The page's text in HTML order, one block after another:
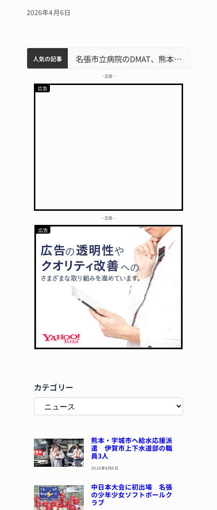
2026年4月6日
人気の記事
名張市水道料金47％値上げへ 答申案、審議会で大筋まとまる
器物損壊容疑で83歳女逮捕 伊賀署
中学校の陶壁モニュメント 地元建設会社がボランティアで清掃 伊賀 名張市立病院のDMAT、熊本地震の被災地へ 能登以来3回目の派遣
– 広告 –
– 広告 –
カテゴリー
熊本・宇城市へ給水応援派
遣 伊賀市上下水道部の職
員3人
2026年8月8日
中日本大会に初出場 名張
の少年少女ソフトボールク
ラブ